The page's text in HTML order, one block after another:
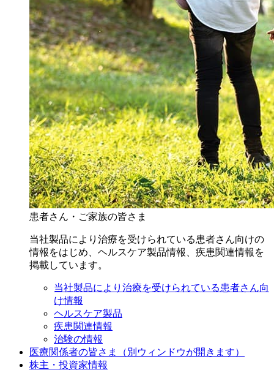
患者さん・ご家族の皆さま
当社製品により治療を受けられている患者さん向けの
情報をはじめ、ヘルスケア製品情報、疾患関連情報を
掲載しています。
当社製品により治療を受けられている患者さん向
け情報
ヘルスケア製品
疾患関連情報
治験の情報
医療関係者の皆さま
（別ウィンドウが開きます）
株主・投資家情報